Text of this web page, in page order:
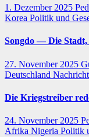
1. Dezember 2025 Ped
Korea Politik und
Songdo — Die Stadt,
27. November 2025
Deutschland
Die Kriegstreiber
24. November 2025
Afrika Nigeria Politik